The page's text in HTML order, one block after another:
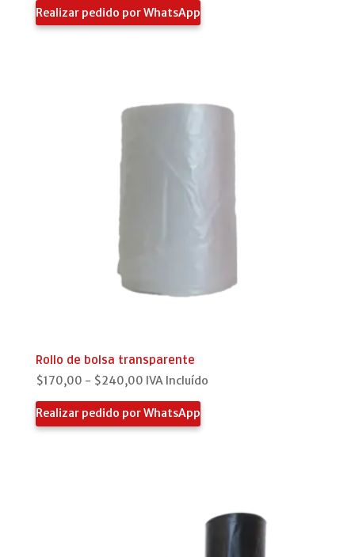
Realizar pedido por WhatsApp
Rollo de bolsa transparente
$170,00 - $240,00Rango
de
precios:
desde
IVA Incluído
Realizar pedido por WhatsApp